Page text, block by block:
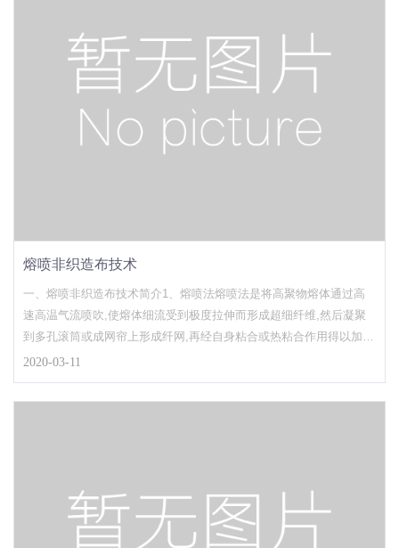
熔喷非织造布技术
一、熔喷非织造布技术简介1、熔喷法熔喷法是将高聚物熔体通过高
速高温气流喷吹,使熔体细流受到极度拉伸而形成超细纤维,然后凝聚
到多孔滚筒或成网帘上形成纤网,再经自身粘合或热粘合作用得以加固
而制成非织造布的一种生产技术。 熔喷工艺流程示意图2、熔喷非织
效率高；能耗大,成本较高,对其应用领
2020-03-11